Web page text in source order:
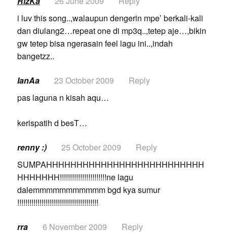
i luv this song..,walaupun dengerin mpe’ berkali-kali
dan diulang2…repeat one di mp3q..,tetep aje…,bikin
gw tetep bisa ngerasain feel lagu ini..,indah
bangetzz..
IanAa 23 October 2009
Reply
pas laguna n kisah aqu…
kerispatih d besT…
renny :) 25 October 2009
Reply
SUMPAHHHHHHHHHHHHHHHHHHHHHHHHHH
HHHHHHH!!!!!!!!!!!!!!!!!!!!!!!ne lagu
dalemmmmmmmmmmm bgd kya sumur
!!!!!!!!!!!!!!!!!!!!!!!!!!!!!!!!!!!!!!!!
rra 6 November 2009
Reply